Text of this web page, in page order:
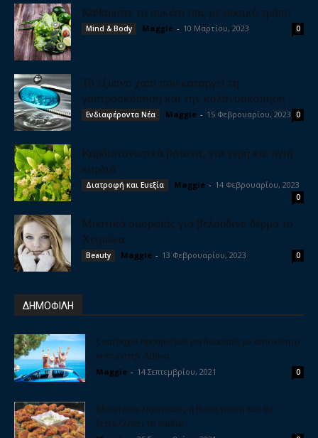
Καθαρίστε το συκώτι σας με φυσικό τρόπο
Mind & Body Maggie - 10 Μαρτίου, 2023 0
Το έξυπνο χάπι που καταργεί τη
γαστροσκόπηση και την κολονοσκόπηση
Ενδιαφέροντα Νέα Maggie - 15 Φεβρουαρίου, 2023 0
Καρδιοτονωτικά βότανα, για γερή και υγιή
καρδιά
Διατροφή και Ευεξία Maggie - 14 Φεβρουαρίου, 2023
0
Μυστικά ομορφιάς για βελούδινο δέρμα το
Χειμώνα
Beauty Maggie - 13 Φεβρουαρίου, 2023 0
ΔΗΜΟΦΙΛΗ
5 υπέροχοι προορισμοί για διακοπές με αυτοκίνητο
κοντά στην Αθήνα
Maggie - 14 Σεπτεμβρίου, 2021 0
Μπιφτέκια λαχανικών, η θεϊκή γεύση που θα
ξετρελλάνει τα παιδιά